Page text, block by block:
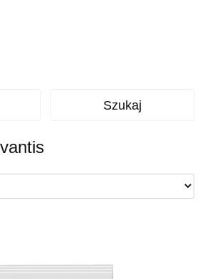
Szukaj